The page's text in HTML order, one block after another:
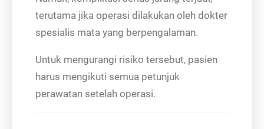
terutama jika operasi dilakukan oleh dokter
spesialis mata yang berpengalaman.
Untuk mengurangi risiko tersebut, pasien
harus mengikuti semua petunjuk
perawatan setelah operasi.